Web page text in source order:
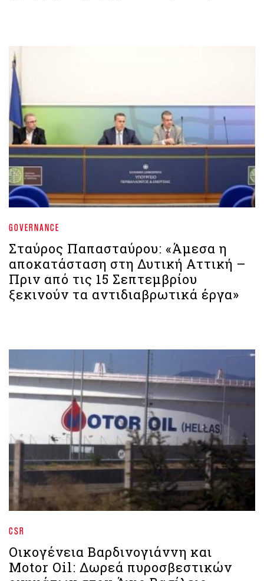
GOVERNANCE
Σταύρος Παπασταύρου: «Άμεσα η
αποκατάσταση στη Δυτική Αττική –
Πριν από τις 15 Σεπτεμβρίου
ξεκινούν τα αντιδιαβρωτικά έργα»
CSR
Οικογένεια Βαρδινογιάννη και
Motor Oil: Δωρεά πυροσβεστικών